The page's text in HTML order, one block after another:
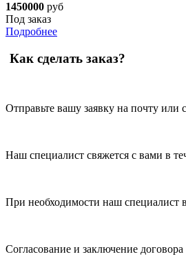
1450000 руб
Под заказ
Подробнее
Как сделать заказ?
Отправьте вашу заявку на почту или
Наш специалист свяжется с вами в
При необходимости наш специалист
Согласование и заключение договора